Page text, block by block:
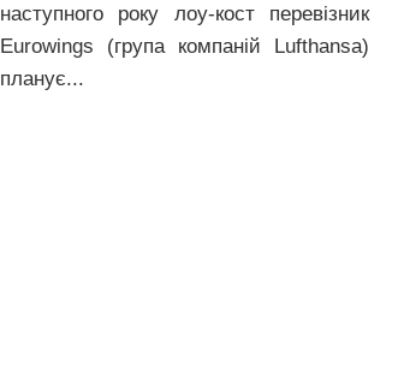
наступного року лоу-кост перевізник
Eurowings (група компаній Lufthansa)
планує...